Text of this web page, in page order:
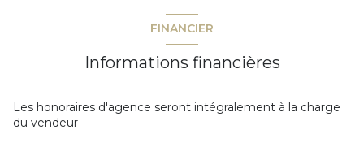
quartier Avenue De Provence
FINANCIER
Informations financières
Les honoraires d'agence seront intégralement à la charge
du vendeur